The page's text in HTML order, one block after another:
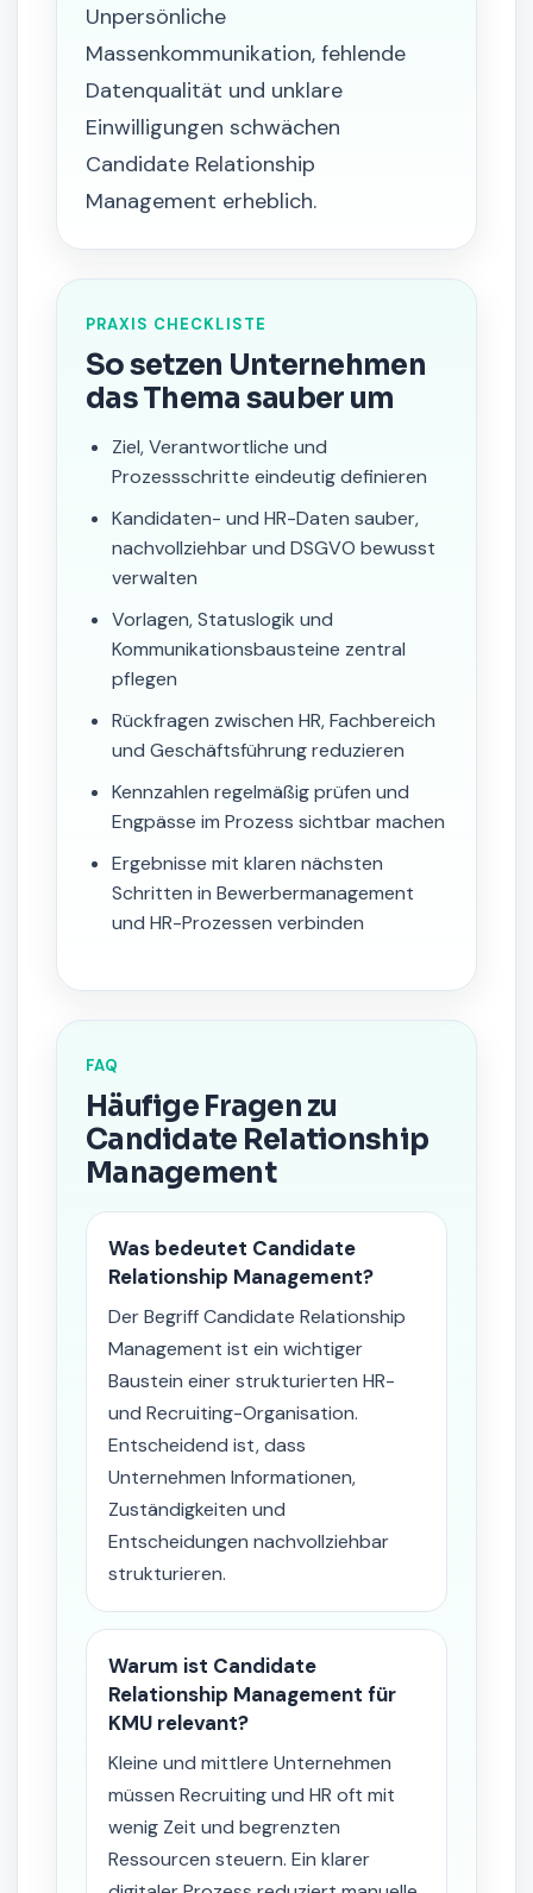
Unpersönliche
Massenkommunikation, fehlende
Datenqualität und unklare
Einwilligungen schwächen
Candidate Relationship
Management erheblich.
PRAXIS CHECKLISTE
So setzen Unternehmen
das Thema sauber um
Ziel, Verantwortliche und
Prozessschritte eindeutig definieren
Kandidaten- und HR-Daten sauber,
nachvollziehbar und DSGVO bewusst
verwalten
Vorlagen, Statuslogik und
Kommunikationsbausteine zentral
pflegen
Rückfragen zwischen HR, Fachbereich
und Geschäftsführung reduzieren
Kennzahlen regelmäßig prüfen und
Engpässe im Prozess sichtbar machen
Ergebnisse mit klaren nächsten
Schritten in Bewerbermanagement
und HR-Prozessen verbinden
FAQ
Häufige Fragen zu
Candidate Relationship
Management
Was bedeutet Candidate
Relationship Management?
Der Begriff Candidate Relationship
Management ist ein wichtiger
Baustein einer strukturierten HR-
und Recruiting-Organisation.
Entscheidend ist, dass
Unternehmen Informationen,
Zuständigkeiten und
Entscheidungen nachvollziehbar
strukturieren.
Warum ist Candidate
Relationship Management für
KMU relevant?
Kleine und mittlere Unternehmen
müssen Recruiting und HR oft mit
wenig Zeit und begrenzten
Ressourcen steuern. Ein klarer